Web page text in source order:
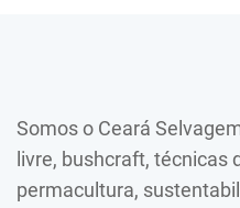
Somos o Ceará
livre, bushcraft, técnicas
permacultura,